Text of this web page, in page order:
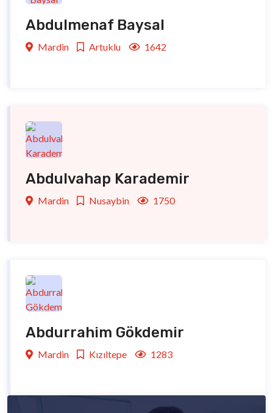
Abdulmenaf Baysal
Mardin Artuklu 1642
Abdulvahap Karademir
Mardin Nusaybin 1750
Abdurrahim Gökdemir
Mardin Kızıltepe 1283